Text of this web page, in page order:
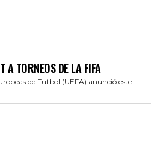
A TORNEOS DE LA FIFA
de Futbol (UEFA) anunció este